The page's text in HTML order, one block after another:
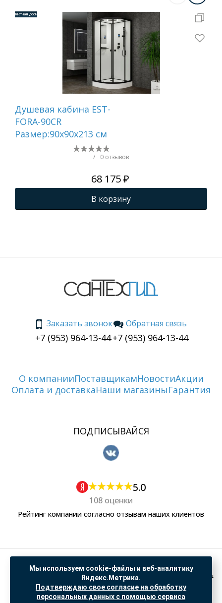
Бесплатная доставка
Душевая кабина EST-
FORA-90CR
Размер:90х90х213 см
/ 0 отзывов
68 175 ₽
В корзину
Бесплатная
Заказать звонок
+7 (953) 964-13-44
Обратная связь
+7 (953) 964-13-44
О компанииПоставщикамНовостиАкции
Оплата и доставкаНаши магазиныГарантия
ПОДПИСЫВАЙСЯ
5.0
108 оценки
Рейтинг компании согласно отзывам наших клиентов
Политика обработки персональных данных
Согласие на обработку данных Яндекс Метрика
"© ООО “САНТЕХГИД”, 2026. Все права защищены. Предложение не является публичной
офертой, цены и информация на сайте ознакомительные
Мы используем cookie-файлы и веб-аналитику
Яндекс.Метрика.
Подтверждаю свое согласие на обработку
персональных данных с помощью сервиса